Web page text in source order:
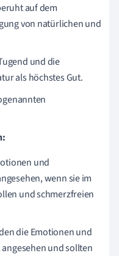
auf dem
von natürlichen und
und die
als höchstes Gut.
und
wenn sie im
und schmerzfreien
die Emotionen und
und sollten